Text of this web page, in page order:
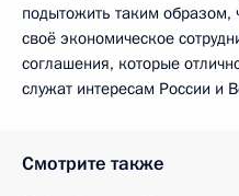
подытожить таким образом,
своё экономическое
соглашения, которые
служат интересам России и
Смотрите также